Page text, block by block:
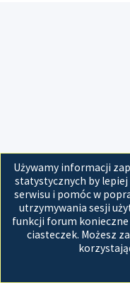
Używamy informacji
statystycznych by
serwisu i pomóc w
utrzymywania sesji
funkcji forum konieczne
ciasteczek. Możesz